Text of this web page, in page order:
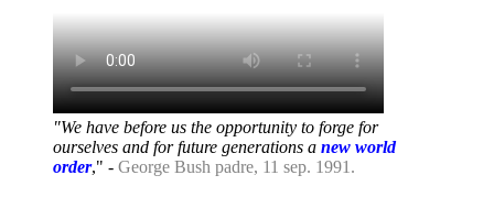
"We have before us the opportunity to forge for
ourselves and for future generations a new world
order," - George Bush padre, 11 sep. 1991.